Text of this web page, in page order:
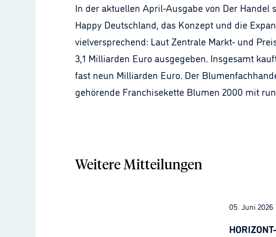
In der aktuellen April-Ausgabe von Der Handel
Happy Deutschland, das Konzept und die
vielversprechend: Laut Zentrale Markt- und
3,1 Milliarden Euro ausgegeben. Insgesamt
fast neun Milliarden Euro. Der
gehörende Franchisekette Blumen 2000 mit
Weitere Mitteilungen
05. Juni 2026